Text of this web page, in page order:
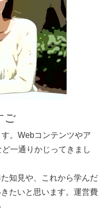
ご
。Webコンテンツやア
一通りかじってきまし
知見や、これから学んだ
たいと思います。運営費